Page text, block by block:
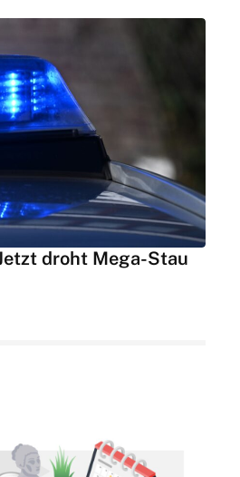
droht Mega-Stau